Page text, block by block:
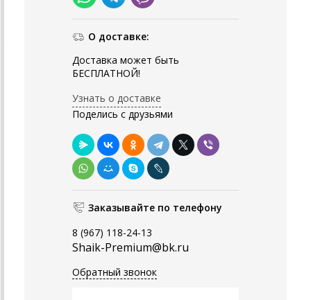
О доставке:
Доставка может быть
БЕСПЛАТНОЙ!
Узнать о доставке
Поделись с друзьями
Заказывайте по телефону
8 (967) 118-24-13
Shaik-Premium@bk.ru
Обратный звонок